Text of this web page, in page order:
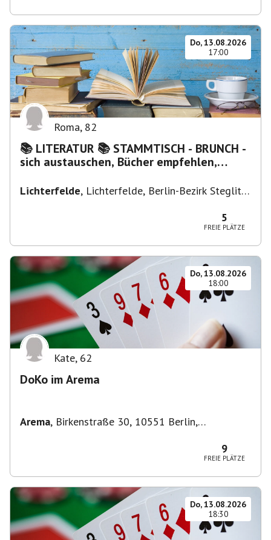
Do, 13.08.2026
17:00
Roma, 82
📚 LITERATUR 📚 STAMMTISCH - BRUNCH -
sich austauschen, Bücher empfehlen,
Lichterfelde, Lichterfelde, Berlin-Bezirk Steglitz-
5
FREIE PLÄTZE
Do, 13.08.2026
18:00
Kate, 62
DoKo im Arema
Arema, Birkenstraße 30, 10551 Berlin,
9
FREIE PLÄTZE
Do, 13.08.2026
18:30